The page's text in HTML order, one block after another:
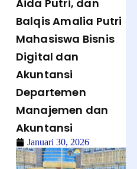
Aida Putri, dan
Balqis Amalia Putri
Mahasiswa Bisnis
Digital dan
Akuntansi
Departemen
Manajemen dan
Akuntansi
Januari 30, 2026